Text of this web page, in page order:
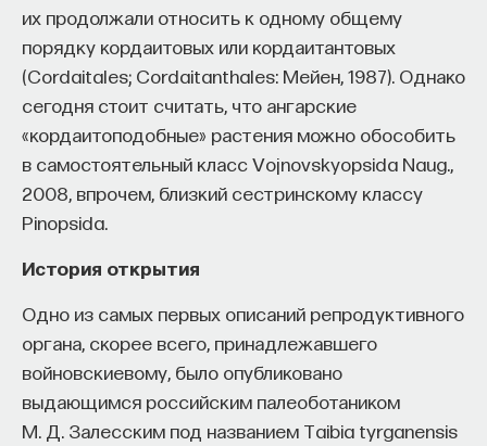
их продолжали относить к одному общему
порядку кордаитовых или кордаитантовых
(Cordaitales; Cordaitanthales: Мейен, 1987). Однако
сегодня стоит считать, что ангарские
«кордаитоподобные» растения можно обособить
в самостоятельный класс Vojnovskyopsida Naug.,
2008, впрочем, близкий сестринскому классу
Pinopsida.
История открытия
Одно из самых первых описаний репродуктивного
органа, скорее всего, принадлежавшего
войновскиевому, было опубликовано
выдающимся российским палеоботаником
М. Д. Залесским под названием Taibia tyrganensis